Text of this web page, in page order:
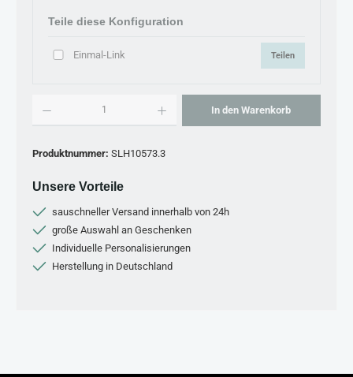
Teile diese Konfiguration
Einmal-Link Teilen
In den Warenkorb
Produktnummer: SLH10573.3
Unsere Vorteile
sauschneller Versand innerhalb von 24h
große Auswahl an Geschenken
Individuelle Personalisierungen
Herstellung in Deutschland